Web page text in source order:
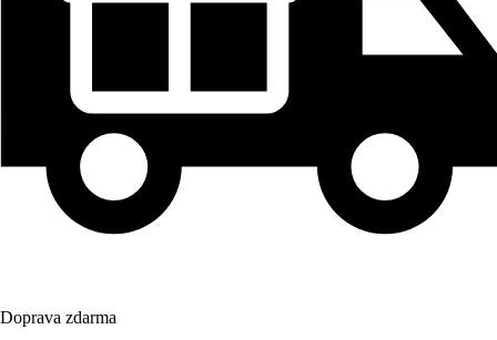
Doprava zdarma